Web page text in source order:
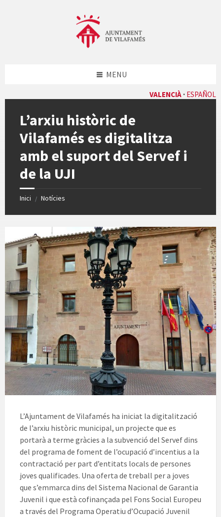
VALENCIÀ ESPAÑOL
MENU
L’arxiu històric de
Vilafamés es digitalitza
amb el suport del Servef i
de la UJI
Inici / Notícies
L’Ajuntament de Vilafamés ha iniciat la digitalització
de l’arxiu històric municipal, un projecte que es
portarà a terme gràcies a la subvenció del Servef dins
del programa de foment de l’ocupació d’incentius a la
contractació per part d’entitats locals de persones
joves qualificades. Una oferta de treball per a joves
que s’emmarca dins del Sistema Nacional de Garantia
Juvenil i que està cofinançada pel Fons Social Europeu
a través del Programa Operatiu d’Ocupació Juvenil